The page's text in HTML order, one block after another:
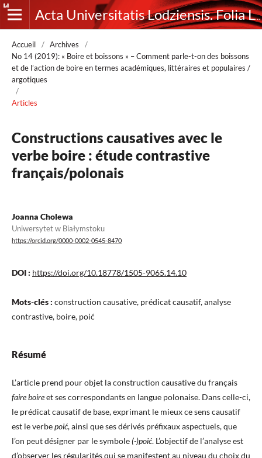
Acta Universitatis Lodziensis. Folia Litteraria Romanica
Accueil / Archives
/
No 14 (2019): « Boire et boissons » – Comment parle-t-on des boissons
et de l’action de boire en termes académiques, littéraires et populaires /
argotiques
/
Articles
Constructions causatives avec le
verbe boire : étude contrastive
français/polonais
Joanna Cholewa
Uniwersytet w Białymstoku
https://orcid.org/0000-0002-0545-8470
DOI : https://doi.org/10.18778/1505-9065.14.10
Mots-clés : construction causative, prédicat causatif, analyse
contrastive, boire, poić
Résumé
L’article prend pour objet la construction causative du français
faire boireet ses correspondants en langue polonaise. Dans celle-ci,
le prédicat causatif de base, exprimant le mieux ce sens causatif
est le verbepoić, ainsi que ses dérivés préfixaux aspectuels, que
l’on peut désigner par le symbole(-)poić. L’objectif de l’analyse est
d’observer les régularités qui se manifestent au niveau du choix du